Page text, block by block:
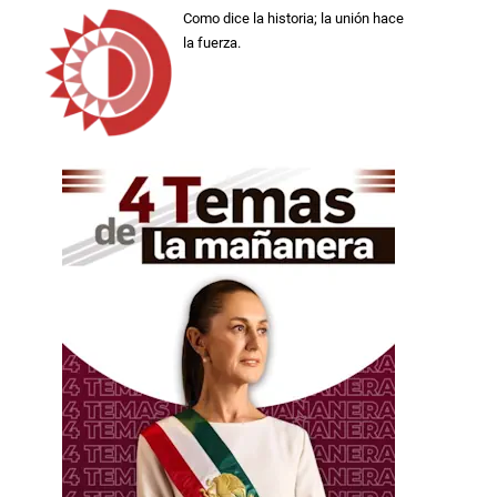
Como dice la historia; la unión hace
la fuerza.